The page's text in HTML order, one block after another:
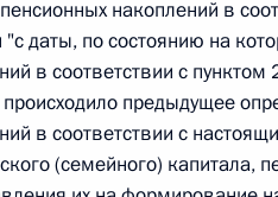
года
закон от
Соглашения между
Беларусь о сотрудничестве в
накоплений в
даты, по состоянию на
в соответствии с
предыдущее
в соответствии с
(семейного) капитала,